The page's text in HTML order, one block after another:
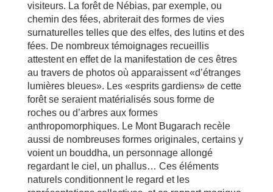
visiteurs. La forêt de Nébias, par exemple, ou
chemin des fées, abriterait des formes de vies
surnaturelles telles que des elfes, des lutins et des
fées. De nombreux témoignages recueillis
attestent en effet de la manifestation de ces êtres
au travers de photos où apparaissent «d’étranges
lumières bleues». Les «esprits gardiens» de cette
forêt se seraient matérialisés sous forme de
roches ou d’arbres aux formes
anthropomorphiques. Le Mont Bugarach recèle
aussi de nombreuses formes originales, certains y
voient un bouddha, un personnage allongé
regardant le ciel, un phallus… Ces éléments
naturels conditionnent le regard et les